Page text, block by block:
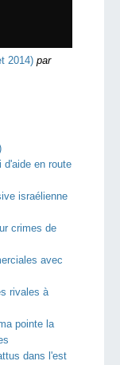
2014) par
d'aide en route
israélienne
crimes de
avec
rivales à
pointe la
dans l'est